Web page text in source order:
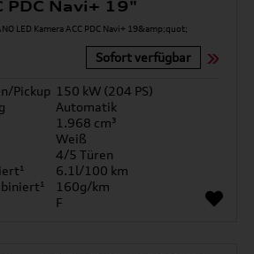
PDC Navi+ 19"
Sofort verfügbar
Pickup 150 kW (204 PS)
Automatik
1.968 cm³
Weiß
4/5 Türen
6.1l/100 km
160g/km
F